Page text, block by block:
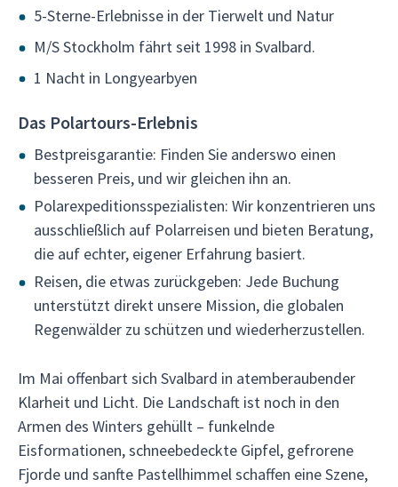
5-Sterne-Erlebnisse in der Tierwelt und Natur
M/S Stockholm fährt seit 1998 in Svalbard.
1 Nacht in Longyearbyen
Das Polartours-Erlebnis
Bestpreisgarantie: Finden Sie anderswo einen
besseren Preis, und wir gleichen ihn an.
Polarexpeditionsspezialisten: Wir konzentrieren uns
ausschließlich auf Polarreisen und bieten Beratung,
die auf echter, eigener Erfahrung basiert.
Reisen, die etwas zurückgeben: Jede Buchung
unterstützt direkt unsere Mission, die globalen
Regenwälder zu schützen und wiederherzustellen.
Im Mai offenbart sich Svalbard in atemberaubender
Klarheit und Licht. Die Landschaft ist noch in den
Armen des Winters gehüllt – funkelnde
Eisformationen, schneebedeckte Gipfel, gefrorene
Fjorde und sanfte Pastellhimmel schaffen eine Szene,